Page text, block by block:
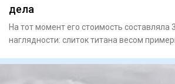
дела
На тот момент его стоимость составляла
наглядности: слиток титана весом